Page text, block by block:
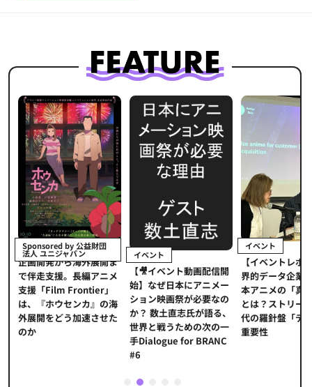
Sponsored by 公益財団
法人 ユニジャパン
企画開発から海外展開ま
で伴走支援。長編アニメ
支援「Film Frontier」
は、『ホウセンカ』の海
外展開をどう加速させた
のか
イベント
【🎥イベント動画配信開
始】なぜ日本にアニメー
ション映画祭が必要なの
か？ 数土直志氏が語る、
世界と戦うための次の一
手Dialogue for BRANC
#6
イベント
【イベントレポ
界的データ企業
本アニメの「真
とは？ストリー
代の羅針盤「デ
重要性